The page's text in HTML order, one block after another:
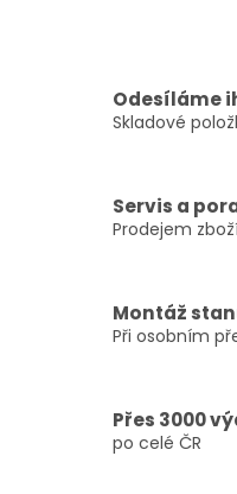
Odesíláme
Skladové
Servis a
Prodejem
Montáž
Při osobním
Přes 3000
po celé ČR